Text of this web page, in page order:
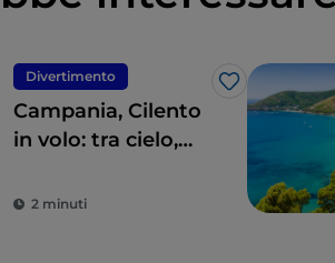
Divertimento
Like
Campania, Cilento
in volo: tra cielo,
2 minuti